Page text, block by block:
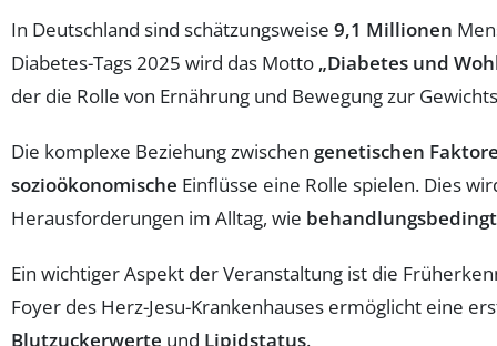
In Deutschland sind schätzungsweise 9,1 Millionen
Diabetes-Tags 2025 wird das Motto „Diabetes und
der die Rolle von Ernährung und Bewegung zur
Die komplexe Beziehung zwischen genetischen
sozioökonomische Einflüsse eine Rolle spielen. Dies
Herausforderungen im Alltag, wie
Ein wichtiger Aspekt der Veranstaltung ist die
Foyer des Herz-Jesu-Krankenhauses ermöglicht eine
Blutzuckerwerte und Lipidstatus.